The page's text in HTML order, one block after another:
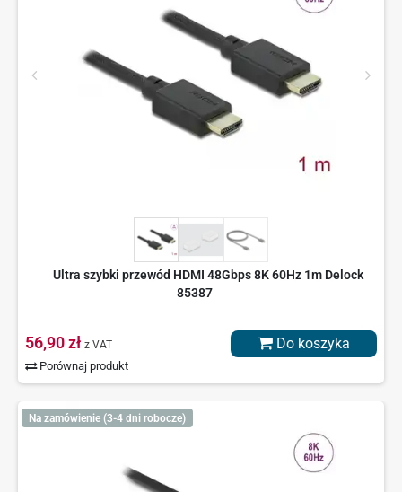
Ultra szybki przewód HDMI 48Gbps 8K 60Hz 1m Delock
85387
56,90 zł z VAT
Porównaj produkt
Do koszyka
Na zamówienie (3-4 dni robocze)